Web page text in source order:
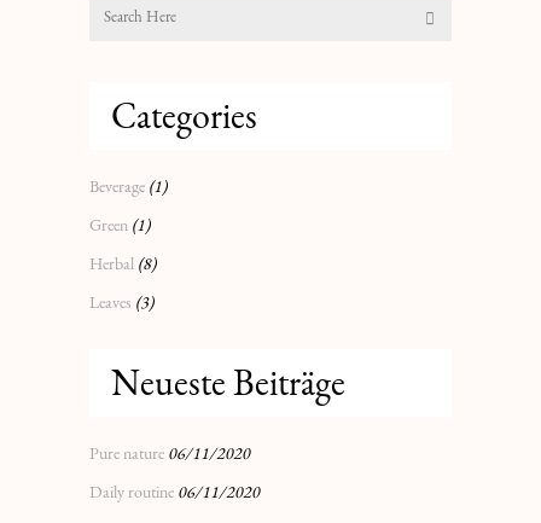
Categories
Beverage (1)
Green (1)
Herbal (8)
Leaves (3)
Neueste Beiträge
Pure nature 06/11/2020
Daily routine 06/11/2020